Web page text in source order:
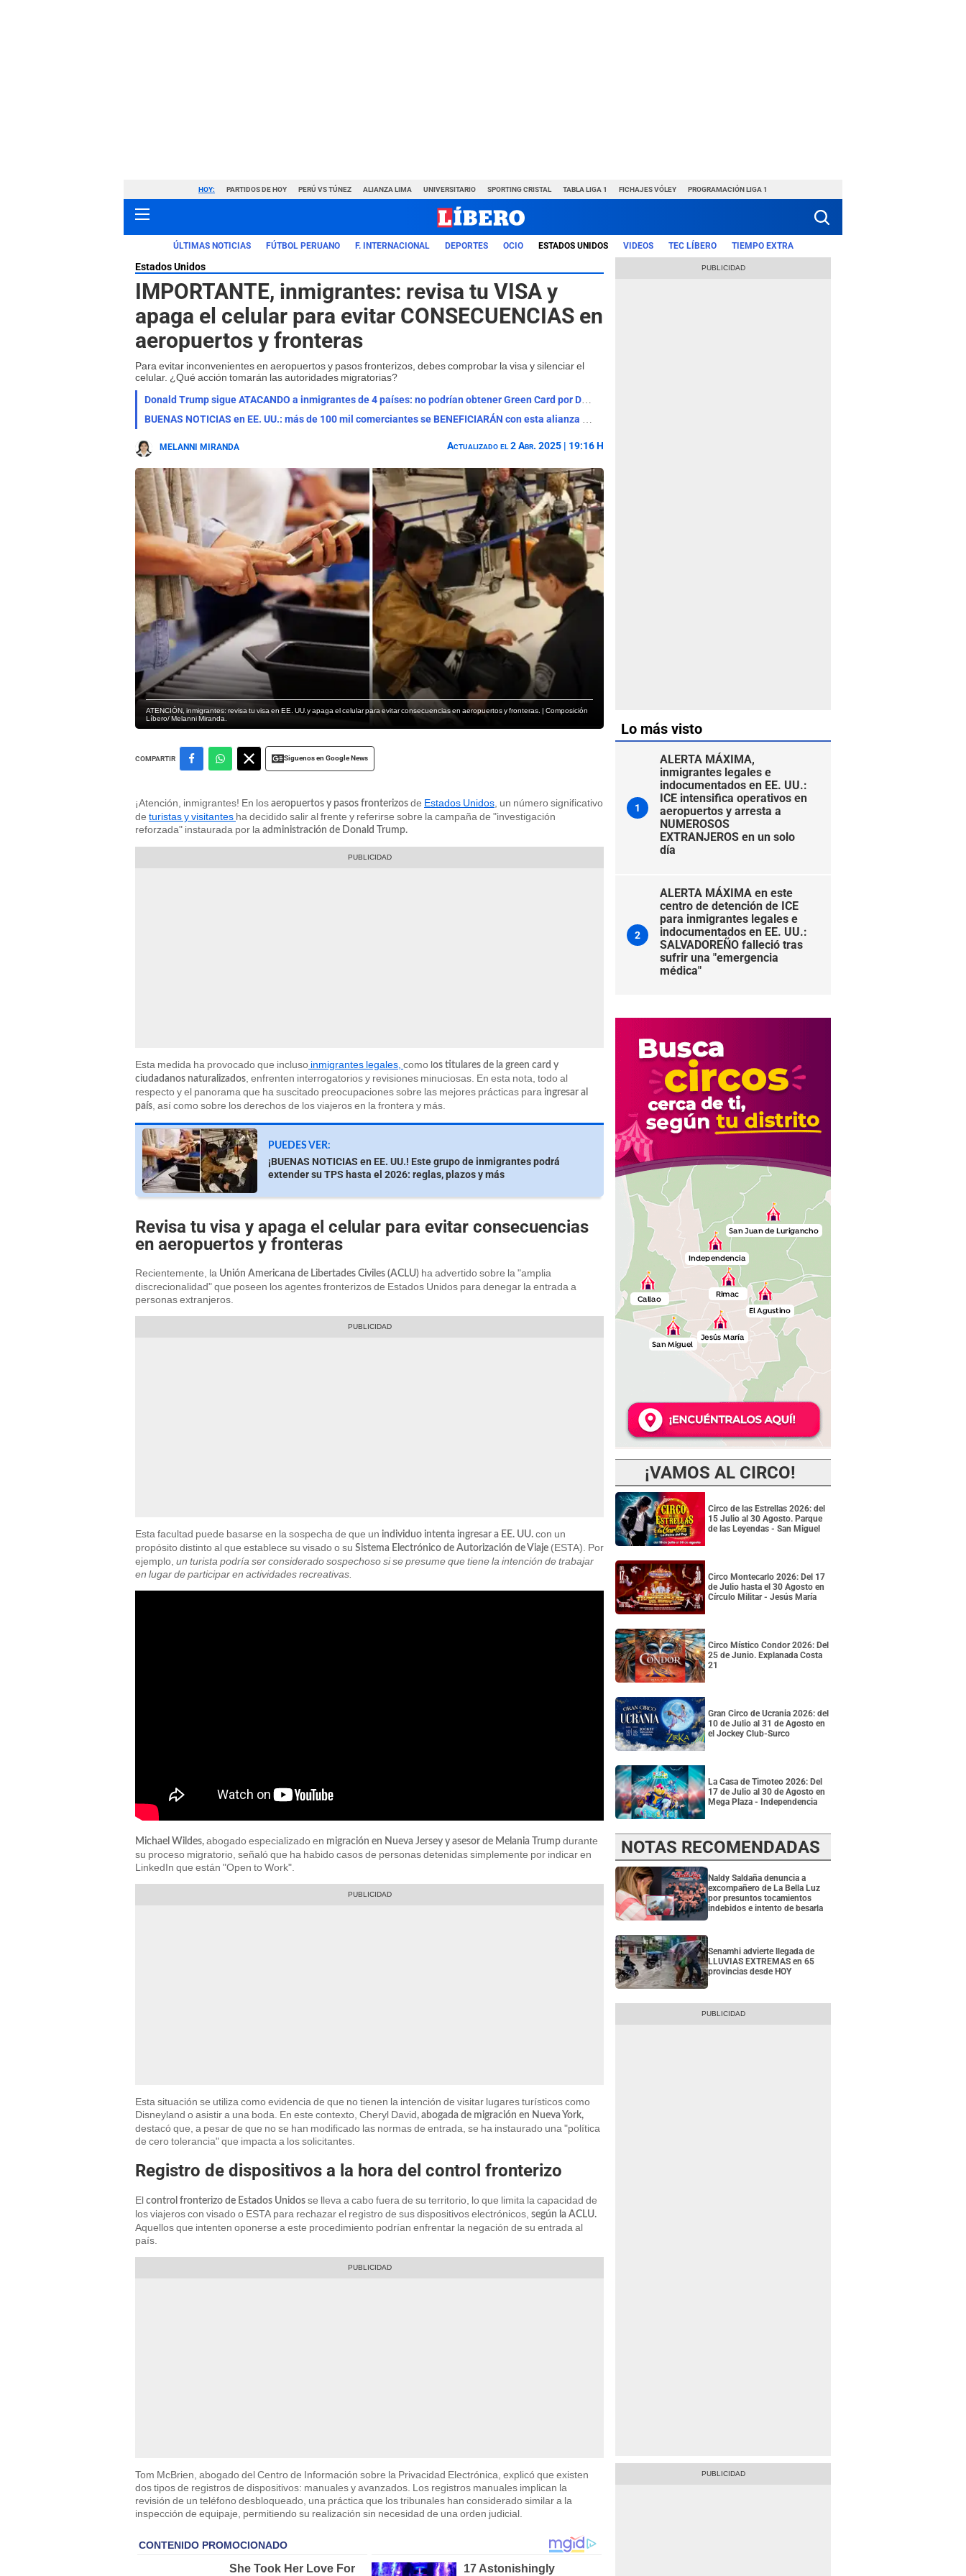
HOY: PARTIDOS DE HOY PERÚ VS TÚNEZ ALIANZA LIMA UNIVERSITARIO SPORTING CRISTAL TABLA LIGA 1 FICHAJES VÓLEY PROGRAMACIÓN LIGA 1
ÚLTIMAS NOTICIAS FÚTBOL PERUANO F. INTERNACIONAL DEPORTES OCIO ESTADOS UNIDOS VIDEOS TEC LÍBERO TIEMPO EXTRA
Estados Unidos
IMPORTANTE, inmigrantes: revisa tu VISA y
apaga el celular para evitar CONSECUENCIAS en
aeropuertos y fronteras
Para evitar inconvenientes en aeropuertos y pasos fronterizos, debes comprobar la visa y silenciar el
celular. ¿Qué acción tomarán las autoridades migratorias?
Donald Trump sigue ATACANDO a inmigrantes de 4 países: no podrían obtener Green Card por DURA RAZÓN
BUENAS NOTICIAS en EE. UU.: más de 100 mil comerciantes se BENEFICIARÁN con esta alianza entre Walmart y JPMorgan
MELANNI MIRANDA Actualizado el 2 Abr. 2025 | 19:16 H
ATENCIÓN, inmigrantes: revisa tu visa en EE. UU.y apaga el celular para evitar consecuencias en aeropuertos y fronteras. | Composición
Líbero/ Melanni Miranda.
COMPARTIR Siguenos en Google News
¡Atención, inmigrantes! En los aeropuertos y pasos fronterizos de Estados Unidos , un número significativo
de turistas y visitantes ha decidido salir al frente y referirse sobre la campaña de "investigación
reforzada" instaurada por la administración de Donald Trump.
Esta medida ha provocado que incluso inmigrantes legales, como los titulares de la green card y
ciudadanos naturalizados , enfrenten interrogatorios y revisiones minuciosas. En esta nota, todo al
respecto y el panorama que ha suscitado preocupaciones sobre las mejores prácticas para ingresar al
país , así como sobre los derechos de los viajeros en la frontera y más.
PUEDES VER:
¡BUENAS NOTICIAS en EE. UU.! Este grupo de inmigrantes podrá
extender su TPS hasta el 2026: reglas, plazos y más
Revisa tu visa y apaga el celular para evitar consecuencias
en aeropuertos y fronteras
Recientemente, la Unión Americana de Libertades Civiles (ACLU) ha advertido sobre la "amplia
discrecionalidad" que poseen los agentes fronterizos de Estados Unidos para denegar la entrada a
personas extranjeros.
Esta facultad puede basarse en la sospecha de que un individuo intenta ingresar a EE. UU. con un
propósito distinto al que establece su visado o su Sistema Electrónico de Autorización de Viaje (ESTA). Por
ejemplo, un turista podría ser considerado sospechoso si se presume que tiene la intención de trabajar
en lugar de participar en actividades recreativas.
Michael Wildes, abogado especializado en migración en Nueva Jersey y asesor de Melania Trump durante
su proceso migratorio, señaló que ha habido casos de personas detenidas simplemente por indicar en
LinkedIn que están "Open to Work".
Esta situación se utiliza como evidencia de que no tienen la intención de visitar lugares turísticos como
Disneyland o asistir a una boda. En este contexto, Cheryl David, abogada de migración en Nueva York,
destacó que, a pesar de que no se han modificado las normas de entrada, se ha instaurado una "política
de cero tolerancia" que impacta a los solicitantes.
Registro de dispositivos a la hora del control fronterizo
El control fronterizo de Estados Unidos se lleva a cabo fuera de su territorio, lo que limita la capacidad de
los viajeros con visado o ESTA para rechazar el registro de sus dispositivos electrónicos, según la ACLU.
Aquellos que intenten oponerse a este procedimiento podrían enfrentar la negación de su entrada al
país.
Tom McBrien, abogado del Centro de Información sobre la Privacidad Electrónica, explicó que existen
dos tipos de registros de dispositivos: manuales y avanzados. Los registros manuales implican la
revisión de un teléfono desbloqueado, una práctica que los tribunales han considerado similar a la
inspección de equipaje, permitiendo su realización sin necesidad de una orden judicial.
Lo más visto
1
ALERTA MÁXIMA,
inmigrantes legales e
indocumentados en EE. UU.:
ICE intensifica operativos en
aeropuertos y arresta a
NUMEROSOS
EXTRANJEROS en un solo
día
2
ALERTA MÁXIMA en este
centro de detención de ICE
para inmigrantes legales e
indocumentados en EE. UU.:
SALVADOREÑO falleció tras
sufrir una "emergencia
médica"
¡VAMOS AL CIRCO!
Circo de las Estrellas 2026: del
15 Julio al 30 Agosto. Parque
de las Leyendas - San Miguel
Circo Montecarlo 2026: Del 17
de Julio hasta el 30 Agosto en
Círculo Militar - Jesús María
Circo Místico Condor 2026: Del
25 de Junio. Explanada Costa
21
Gran Circo de Ucrania 2026: del
10 de Julio al 31 de Agosto en
el Jockey Club-Surco
La Casa de Timoteo 2026: Del
17 de Julio al 30 de Agosto en
Mega Plaza - Independencia
NOTAS RECOMENDADAS
Naldy Saldaña denuncia a
excompañero de La Bella Luz
por presuntos tocamientos
indebidos e intento de besarla
Senamhi advierte llegada de
LLUVIAS EXTREMAS en 65
provincias desde HOY